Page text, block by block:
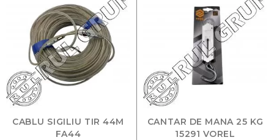
CABLU SIGILIU TIR 44M
FA44
CANTAR DE MANA 25 KG
15291 VOREL